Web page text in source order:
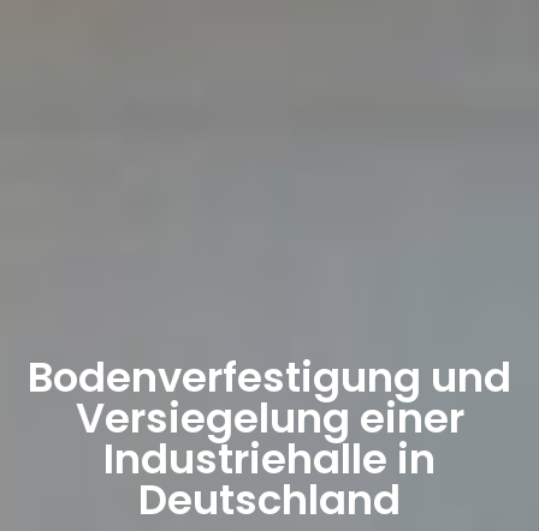
Bodenverfestigung und
Versiegelung einer
Industriehalle in
Deutschland